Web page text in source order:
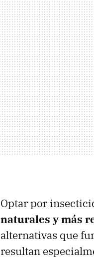
Optar por
naturales y más
alternativas que
resultan